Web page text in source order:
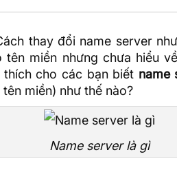
thay đổi name server
miền nhưng chưa hiểu
cho các bạn biết name
miền) như thế nào?
Name server là gì